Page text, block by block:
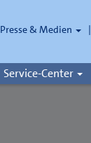
Presse & Medien
Service-Center